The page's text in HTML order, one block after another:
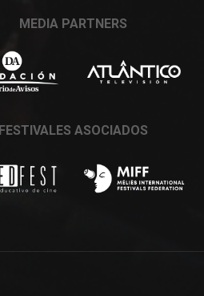
MEDIA PARTNERS
FESTIVALES ASOCIADOS